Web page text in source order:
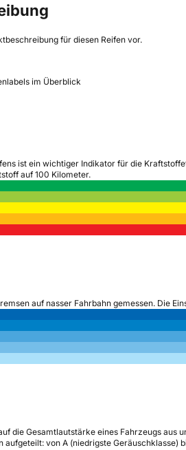
für diesen Reifen vor.
im Überblick
ist ein wichtiger Indikator für die
auf 100 Kilometer.
auf nasser Fahrbahn gemessen. Die
die Gesamtlautstärke eines Fahrzeugs aus
aufgeteilt: von A (niedrigste